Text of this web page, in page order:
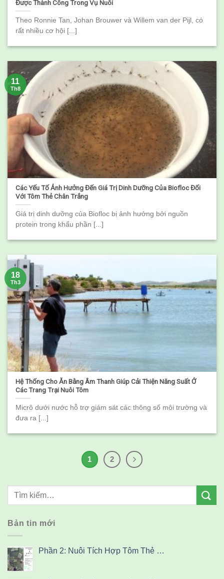
Được Thành Công Trong Vụ Nuôi
Theo Ronnie Tan, Johan Brouwer và Willem van der Pijl, có
rất nhiều cơ hội [...]
Các Yếu Tố Ảnh Hưởng Đến Giá Trị Dinh Dưỡng Của Biofloc Đối
Với Tôm Thẻ Chân Trắng
Giá trị dinh dưỡng của Biofloc bị ảnh hưởng bởi nguồn
protein trong khẩu phần [...]
11
Th8
Hệ Thống Cho Ăn Bằng Âm Thanh Giúp Cải Thiện Năng Suất Ở
Các Trang Trại Nuôi Tôm
Micrô dưới nước hỗ trợ giám sát các thông số môi trường và
đưa ra [...]
18
Th3
1 2
Bản tin mới
Phần 2: Nuôi Tích Hợp Tôm Thẻ …